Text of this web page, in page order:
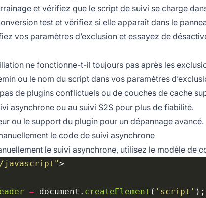
et vérifiez que le script de suivi se charge
test et vérifiez si elle apparaît dans le
vos paramètres d’exclusion et essayez de
ne fonctionne-t-il toujours pas après les
ou le nom du script dans vos paramètres
de plugins conflictuels ou de couches de cache
asynchrone ou au suivi S2S pour plus de fiabilité.
ou le support du plugin pour un dépannage avancé.
le code de suivi asynchrone
le suivi asynchrone, utilisez le modèle de
javascript"
= document. createElement ( 'script'